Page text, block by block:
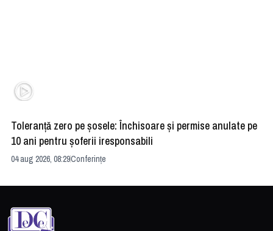
Toleranță zero pe șosele: Închisoare și permise anulate pe
10 ani pentru șoferii iresponsabili
04 aug 2026, 08:29Conferințe